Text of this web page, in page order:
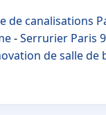
de canalisations
-Serrurier Paris
de salle de